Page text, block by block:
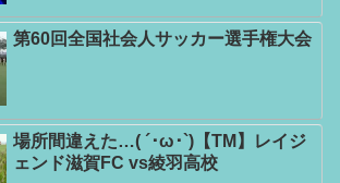
第60回全国社会人サッカー選手権大会
場所間違えた…( ´･ω･`)【TM】レイジ
ェンド滋賀FC vs綾羽高校